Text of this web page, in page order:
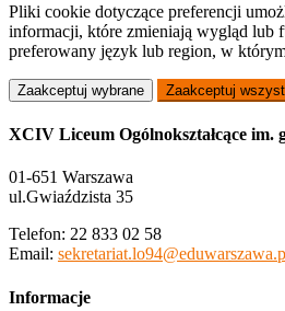
Pliki cookie dotyczące preferencji
informacji, które zmieniają wygląd lub
preferowany język lub region, w
Zaakceptuj wybrane Zaakceptuj
XCIV Liceum Ogólnokształcące im.
01-651 Warszawa
ul.Gwiaździsta 35
Telefon: 22 833 02 58
Email:
Informacje